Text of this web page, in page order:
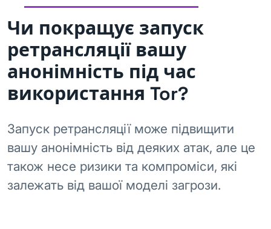
Чи покращує запуск
ретрансляції вашу
анонімність під час
використання Tor?
Запуск ретрансляції може підвищити
вашу анонімність від деяких атак, але це
також несе ризики та компроміси, які
залежать від вашої моделі загрози.